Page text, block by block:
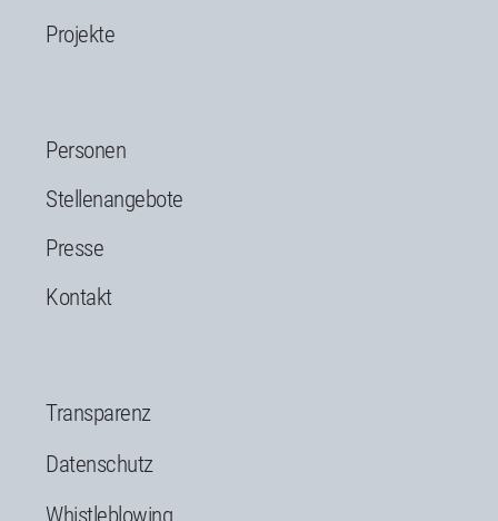
Projekte
Personen
Stellenangebote
Presse
Kontakt
Transparenz
Datenschutz
Whistleblowing